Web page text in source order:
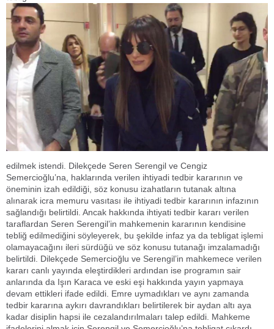
edilmek istendi. Dilekçede Seren Serengil ve Cengiz
Semercioğlu’na, haklarında verilen ihtiyadi tedbir kararının ve
öneminin izah edildiği, söz konusu izahatların tutanak altına
alınarak icra memuru vasıtası ile ihtiyadi tedbir kararının infazının
sağlandığı belirtildi. Ancak hakkında ihtiyati tedbir kararı verilen
taraflardan Seren Serengil’in mahkemenin kararının kendisine
tebliğ edilmediğini söyleyerek, bu şekilde infaz ya da tebligat işlemi
olamayacağını ileri sürdüğü ve söz konusu tutanağı imzalamadığı
belirtildi. Dilekçede Semercioğlu ve Serengil’in mahkemece verilen
kararı canlı yayında eleştirdikleri ardından ise programın sair
anlarında da Işın Karaca ve eski eşi hakkında yayın yapmaya
devam ettikleri ifade edildi. Emre uymadıkları ve aynı zamanda
tedbir kararına aykırı davrandıkları belirtilerek bir aydan altı aya
kadar disiplin hapsi ile cezalandırılmaları talep edildi. Mahkeme